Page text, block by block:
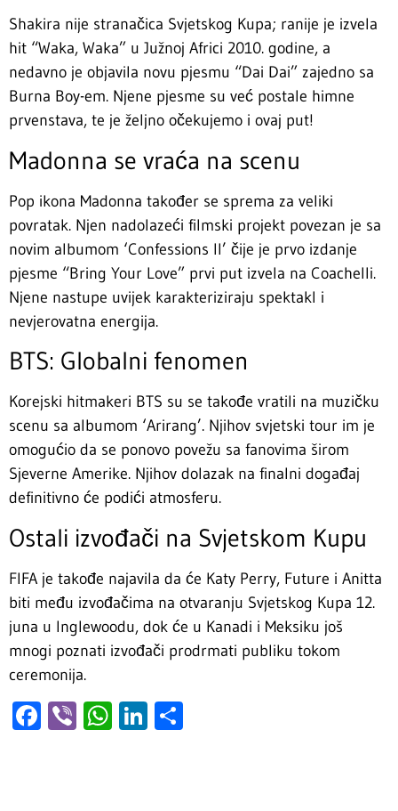
Shakira nije stranačica Svjetskog Kupa; ranije je izvela
hit “Waka, Waka” u Južnoj Africi 2010. godine, a
nedavno je objavila novu pjesmu “Dai Dai” zajedno sa
Burna Boy-em. Njene pjesme su već postale himne
prvenstava, te je željno očekujemo i ovaj put!
Madonna se vraća na scenu
Pop ikona Madonna također se sprema za veliki
povratak. Njen nadolazeći filmski projekt povezan je sa
novim albumom ‘Confessions II’ čije je prvo izdanje
pjesme “Bring Your Love” prvi put izvela na Coachelli.
Njene nastupe uvijek karakteriziraju spektakl i
nevjerovatna energija.
BTS: Globalni fenomen
Korejski hitmakeri BTS su se takođe vratili na muzičku
scenu sa albumom ‘Arirang’. Njihov svjetski tour im je
omogućio da se ponovo povežu sa fanovima širom
Sjeverne Amerike. Njihov dolazak na finalni događaj
definitivno će podići atmosferu.
Ostali izvođači na Svjetskom Kupu
FIFA je takođe najavila da će Katy Perry, Future i Anitta
biti među izvođačima na otvaranju Svjetskog Kupa 12.
juna u Inglewoodu, dok će u Kanadi i Meksiku još
mnogi poznati izvođači prodrmati publiku tokom
ceremonija.
Facebook
ViberWhatsApp
LinkedIn